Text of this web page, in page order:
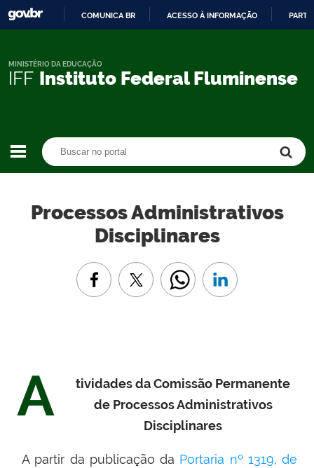
CONTEÚDO
COMUNICA BR ACESSO À INFORMAÇÃO
IFF Instituto Federal Fluminense
MINISTÉRIO DA EDUCAÇÃO
Processos Administrativos
Disciplinares
A
tividades da Comissão Permanente
de Processos Administrativos
Disciplinares
A partir da publicação da Portaria nº 1319, de